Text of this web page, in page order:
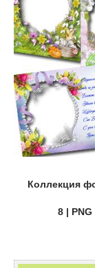
Коллекция
8 |